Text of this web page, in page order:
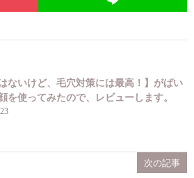
はないけど、毛穴対策には最高！】がばい
を使ってみたので、レビューします。
次の記事